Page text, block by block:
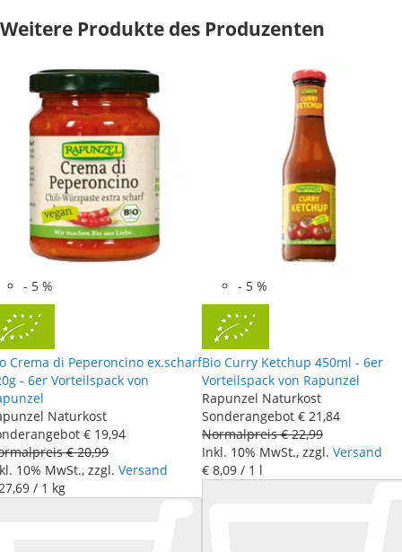
Weitere Produkte des Produzenten
- 5 %
Crema di Peperoncino ex.scharf
- 6er Vorteilspack von
Naturkost
€ 19,94
€ 20,99
10% MwSt., zzgl. Versand
,69 / 1 kg
- 5 %
Bio Curry Ketchup 450ml - 6er
Vorteilspack von Rapunzel
Rapunzel Naturkost
Sonderangebot € 21,84
Normalpreis € 22,99
Inkl. 10% MwSt., zzgl. Versand
€ 8,09 / 1 l